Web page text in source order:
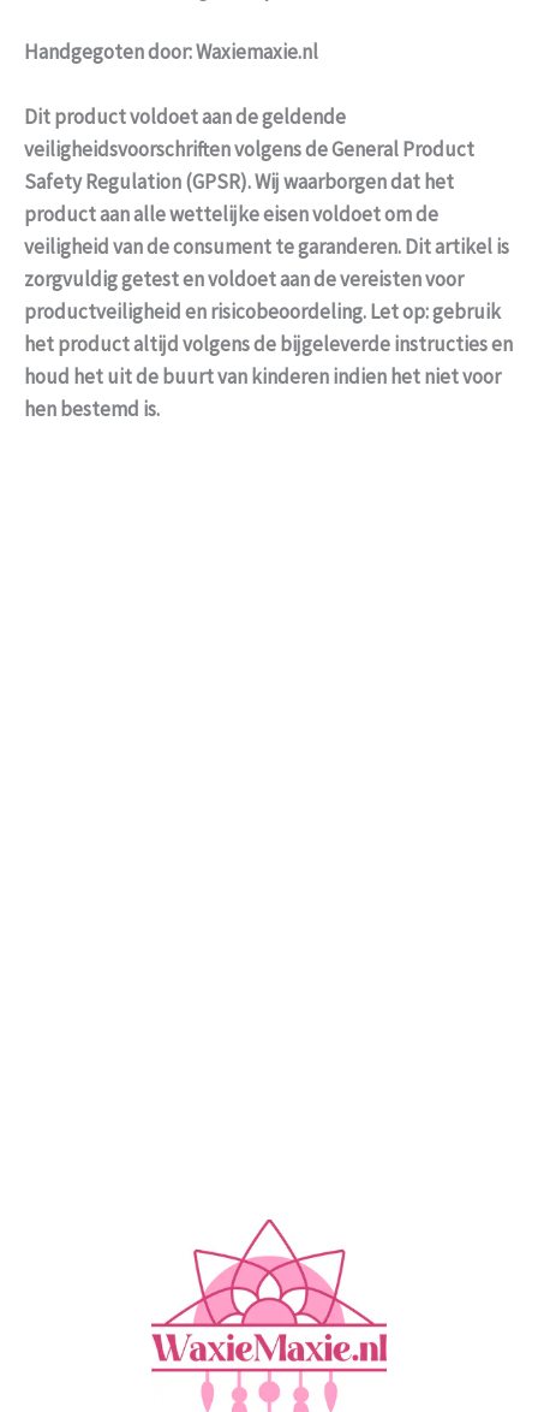
Handgegoten door: Waxiemaxie.nl
Dit product voldoet aan de geldende
veiligheidsvoorschriften volgens de General Product
Safety Regulation (GPSR). Wij waarborgen dat het
product aan alle wettelijke eisen voldoet om de
veiligheid van de consument te garanderen. Dit artikel is
zorgvuldig getest en voldoet aan de vereisten voor
productveiligheid en risicobeoordeling. Let op: gebruik
het product altijd volgens de bijgeleverde instructies en
houd het uit de buurt van kinderen indien het niet voor
hen bestemd is.